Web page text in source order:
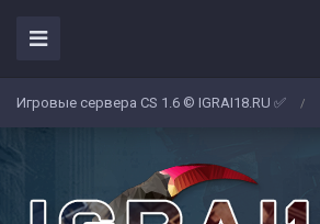
Игровые сервера CS 1.6 © IGRAI18.RU ✅ /